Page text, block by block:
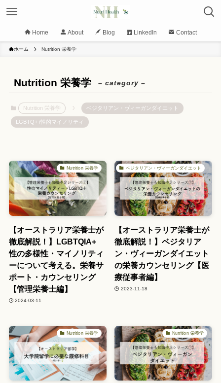
Home About Blog LinkedIn Contact
ホーム Nutrition 栄養学
Nutrition 栄養学 – category –
Nutrition 栄養学 ベジタリアン・ヴィーガンダイエット
LGBTQ+ /性的マイノリティ
Nutrition 栄養学
【オーストラリア栄養士が
徹底解説！】LGBTQIA+
性の多様性・マイノリティ
ーについて考える。栄養サ
ポート・カウンセリング
【管理栄養士編】
2024-03-11
ベジタリアン・ヴィーガンダイエット
【オーストラリア栄養士が
徹底解説！】ベジタリア
ン・ヴィーガンダイエット
の栄養カウンセリング【医
療従事者編】
2023-11-18
Nutrition 栄養学 Nutrition 栄養学